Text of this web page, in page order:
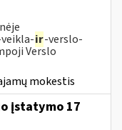
ir-verslo-
Verslo
mokestis
įstatymo 17